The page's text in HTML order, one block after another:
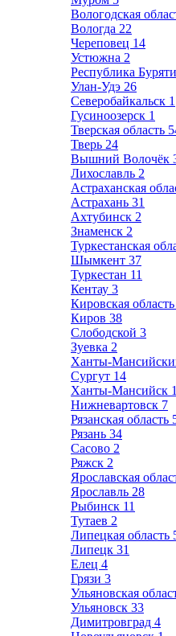
Вологодская
Вологда 22
Череповец 14
Устюжна 2
Республика
Улан-Удэ 26
Северобайкальск 1
Гусиноозерск 1
Тверская область
Тверь 24
Вышний Волочёк
Лихославль 2
Астраханская
Астрахань 31
Ахтубинск 2
Знаменск 2
Туркестанская
Шымкент 37
Туркестан 11
Кентау 3
Кировская область
Киров 38
Слободской 3
Зуевка 2
Ханты-
Сургут 14
Ханты-Мансийск
Нижневартовск 7
Рязанская область
Рязань 34
Сасово 2
Ряжск 2
Ярославская
Ярославль 28
Рыбинск 11
Тутаев 2
Липецкая область
Липецк 31
Елец 4
Грязи 3
Ульяновская
Ульяновск 33
Димитровград 4